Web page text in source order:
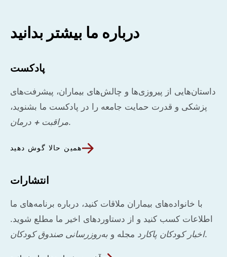
درباره ما بیشتر بدانید
پادکست
داستان‌هایی از پیروزی‌ها و چالش‌های بیماران، پیشرفت‌های
پزشکی و قدرت حمایت جامعه را در پادکست ما بشنوید،
مراقبت + درمان.
همین حالا گوش دهید
انتشارات
با خانواده‌های بیماران ملاقات کنید، درباره برنامه‌های ما
اطلاعات کسب کنید و از دستاوردهای اخیر ما مطلع شوید.
اخبار کودکان پاکارد مجله و به‌روزرسانی صندوق کودکان .